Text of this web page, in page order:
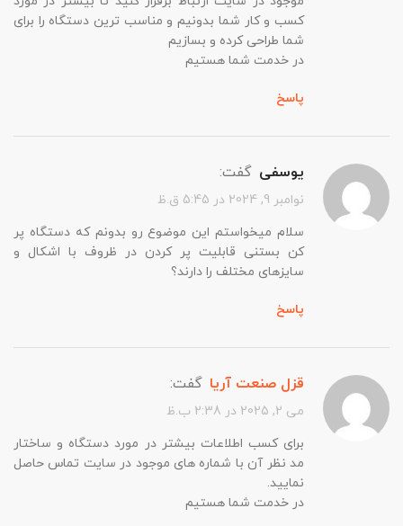
کسب و کار شما بدونیم و مناسب ترین دستگاه را برای
شما طراحی کرده و بسازیم
در خدمت شما هستیم
پاسخ
یوسفی گفت:
نوامبر 9, 2024 در 5:45 ق.ظ
سلام میخواستم این موضوع رو بدونم که دستگاه‌ پر
کن بستنی قابلیت پر کردن در ظروف با اشکال و
سایزهای مختلف را دارند؟
پاسخ
قزل صنعت آریا گفت:
می 2, 2025 در 2:38 ب.ظ
برای کسب اطلاعات بیشتر در مورد دستگاه و ساختار
مد نظر آن با شماره های موجود در سایت تماس حاصل
نمایید.
در خدمت شما هستیم